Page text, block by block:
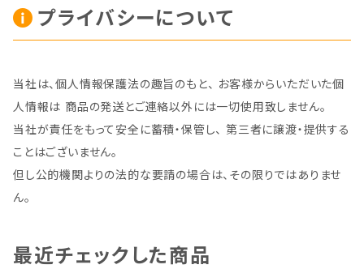
プライバシーについて
当社は、個人情報保護法の趣旨のもと、 お客様からいただいた個
人情報は 商品の発送とご連絡以外には一切使用致しません。
当社が責任をもって安全に蓄積・保管し、 第三者に譲渡・提供する
ことはございません。
但し公的機関よりの法的な要請の場合は、その限りではありませ
ん。
最近チェックした商品